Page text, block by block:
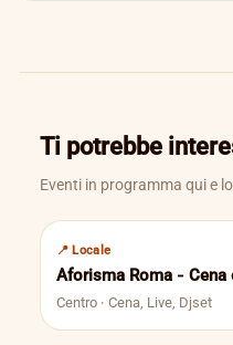
Ti potrebbe
Eventi in programma qui e
📍 Locale
Aforisma Roma - Cena
Centro · Cena, Live, Djset